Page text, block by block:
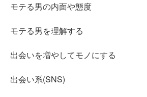
モテる男の内面や態度
モテる男を理解する
出会いを増やしてモノにする
出会い系(SNS)